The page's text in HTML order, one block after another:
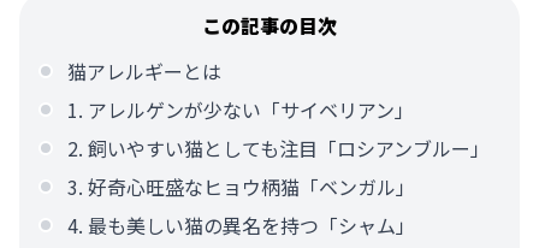
この記事の目次
猫アレルギーとは
1. アレルゲンが少ない「サイベリアン」
2. 飼いやすい猫としても注目「ロシアンブルー」
3. 好奇心旺盛なヒョウ柄猫「ベンガル」
4. 最も美しい猫の異名を持つ「シャム」